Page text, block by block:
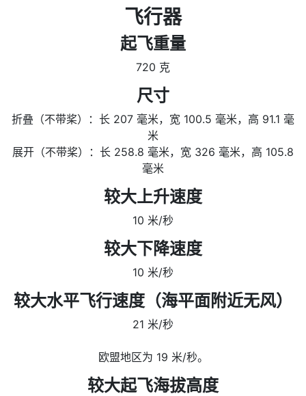
飞行器
起飞重量
720 克
尺寸
折叠（不带桨）：长 207 毫米，宽 100.5 毫米，高 91.1 毫
米
展开（不带桨）：长 258.8 毫米，宽 326 毫米，高 105.8
毫米
较大上升速度
10 米/秒
较大下降速度
10 米/秒
较大水平飞行速度（海平面附近无风）
21 米/秒
欧盟地区为 19 米/秒。
较大起飞海拔高度